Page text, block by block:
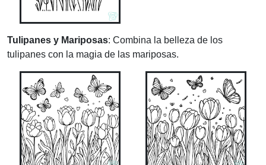
Tulipanes y Mariposas: Combina la belleza de los
tulipanes con la magia de las mariposas.